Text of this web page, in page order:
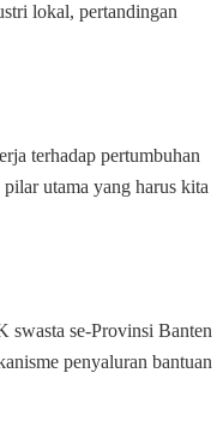
lokal, pertandingan
terhadap pertumbuhan
utama yang harus kita
se-Provinsi Banten
penyaluran bantuan